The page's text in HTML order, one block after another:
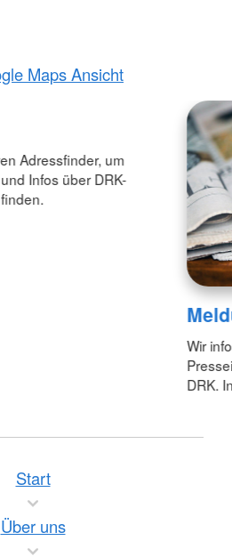
Maps Ansicht
Adressfinder, um
Infos über DRK-
Wir
DRK.
Start
Über uns